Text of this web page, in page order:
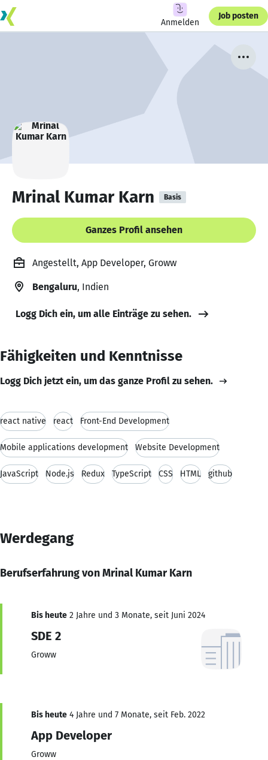
Anmelden
Job posten
Mrinal Kumar Karn Basis
Ganzes Profil ansehen
Angestellt, App Developer, Groww
Bengaluru, Indien
Logg Dich ein, um alle Einträge zu sehen.
Fähigkeiten und Kenntnisse
Logg Dich jetzt ein, um das ganze Profil zu sehen.
react native react Front-End Development
Mobile applications development Website Development
JavaScript Node.js Redux TypeScript CSS HTML github
Werdegang
Berufserfahrung von Mrinal Kumar Karn
Bis heute 2 Jahre und 3 Monate, seit Juni 2024
SDE 2
Groww
Bis heute 4 Jahre und 7 Monate, seit Feb. 2022
App Developer
Groww